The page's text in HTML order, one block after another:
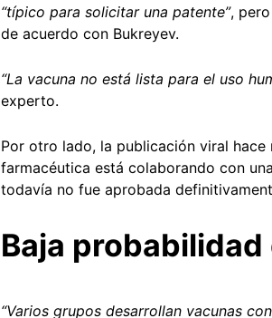
“típico para solicitar una patente”,
de acuerdo con Bukreyev.
“La vacuna no está lista para el uso
experto.
Por otro lado, la publicación viral
farmacéutica está colaborando con
todavía no fue aprobada
Baja
“Varios grupos desarrollan vacunas